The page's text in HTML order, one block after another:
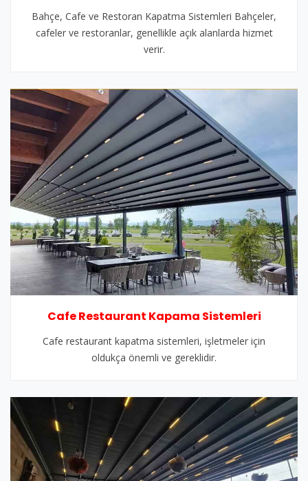
Bahçe, Cafe ve Restoran Kapatma Sistemleri Bahçeler,
cafeler ve restoranlar, genellikle açık alanlarda hizmet
verir.
Cafe Restaurant Kapama Sistemleri
Cafe restaurant kapatma sistemleri, işletmeler için
oldukça önemli ve gereklidir.